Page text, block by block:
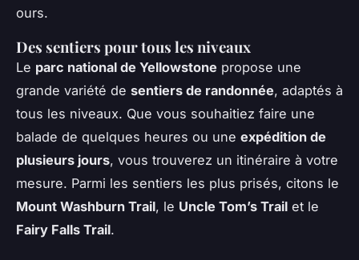
ours.
Des sentiers pour tous les niveaux
Le parc national de Yellowstone propose une
grande variété de sentiers de randonnée, adaptés à
tous les niveaux. Que vous souhaitiez faire une
balade de quelques heures ou une expédition de
plusieurs jours, vous trouverez un itinéraire à votre
mesure. Parmi les sentiers les plus prisés, citons le
Mount Washburn Trail, le Uncle Tom’s Trail et le
Fairy Falls Trail.